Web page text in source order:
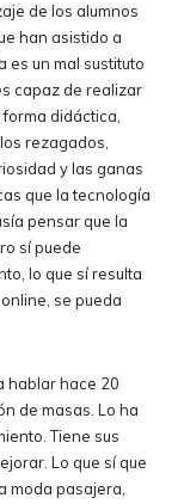
de los alumnos
han asistido a
es un mal sustituto
capaz de realizar
didáctica,
rezagados,
y las ganas
que la tecnología
pensar que la
sí puede
lo que sí resulta
se pueda
hablar hace 20
de masas. Lo ha
Tiene sus
Lo que sí que
moda pasajera,